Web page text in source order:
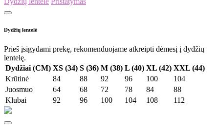
Dydžių lentelė
Prieš įsigydami prekę, rekomenduojame atkreipti dėmesį į dydžių
lentelę.
Dydžiai (CM) XS (34) S (36) M (38) L (40) XL (42) XXL (44)
Krūtinė
84 88 92 96 100
104
Juosmuo
64 68 72 78 84
88
Klubai
92 96 100 104 108 112